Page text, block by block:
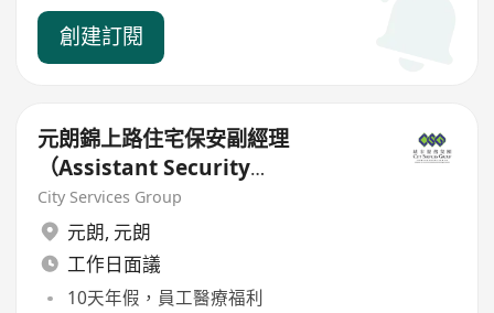
創建訂閱
元朗錦上路住宅保安副經理
（Assistant Security
Manager）-夜更 月薪$28000
City Services Group
元朗, 元朗
工作日面議
10天年假，員工醫療福利